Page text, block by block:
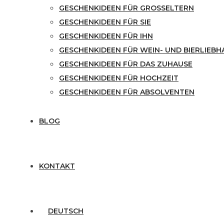
GESCHENKIDEEN FÜR GROSSELTERN
GESCHENKIDEEN FÜR SIE
GESCHENKIDEEN FÜR IHN
GESCHENKIDEEN FÜR WEIN- UND
GESCHENKIDEEN FÜR DAS ZUHAUSE
GESCHENKIDEEN FÜR HOCHZEIT
GESCHENKIDEEN FÜR ABSOLVENTEN
BLOG
KONTAKT
DEUTSCH